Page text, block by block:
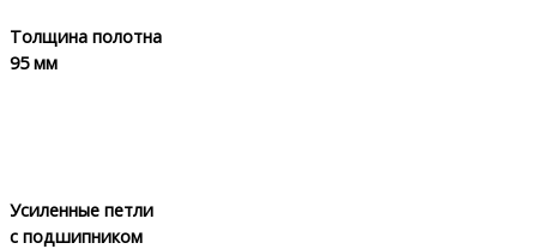
Толщина полотна
95 мм
Усиленные петли
с подшипником